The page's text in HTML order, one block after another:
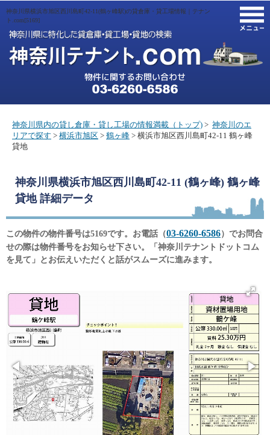
神奈川県横浜市旭区西川島町42-11(鶴ヶ峰駅)の貸倉庫・貸工場情報｜テナン
ト.com[5169]
神奈川県内の貸し倉庫・貸し工場の情報満載（トップ) > 神奈川のエ
リアで探す > 横浜市旭区 > 鶴ヶ峰 > 横浜市旭区西川島町42-11 鶴ヶ峰
貸地
神奈川県横浜市旭区西川島町42-11 (鶴ヶ峰) 鶴ヶ峰
貸地詳細データ
この物件の物件番号は5169です。お電話（03-6260-6586）でお問合
せの際は物件番号をお知らせ下さい。「神奈川テナントドットコム
を見て」とお伝えいただくと話がスムーズに進みます。